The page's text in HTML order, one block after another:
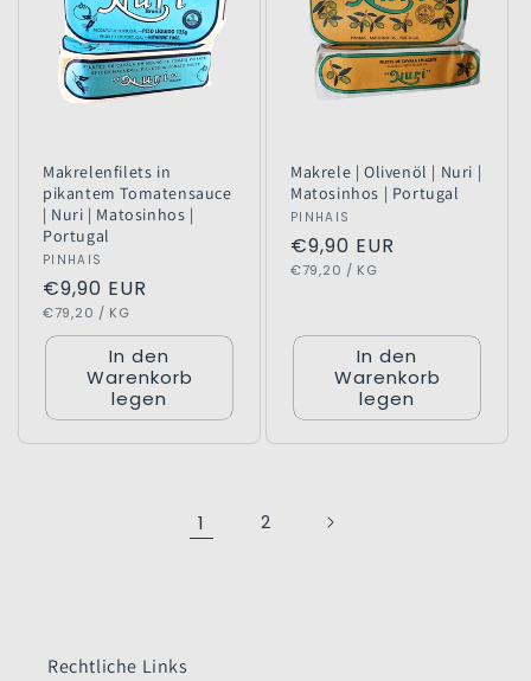
Makrelenfilets in
pikantem Tomatensauce
| Nuri | Matosinhos |
Portugal
Anbieter:
PINHAIS
Normaler
Preis
€9,90 EUR
GRUNDPREIS
€79,20 / PRO
KG
In den
Warenkorb
legen
Makrele | Olivenöl | Nuri |
Matosinhos | Portugal
Anbieter:
PINHAIS
Normaler
Preis
€9,90 EUR
GRUNDPREIS
€79,20 / PRO
KG
In den
Warenkorb
legen
1 2
Rechtliche Links